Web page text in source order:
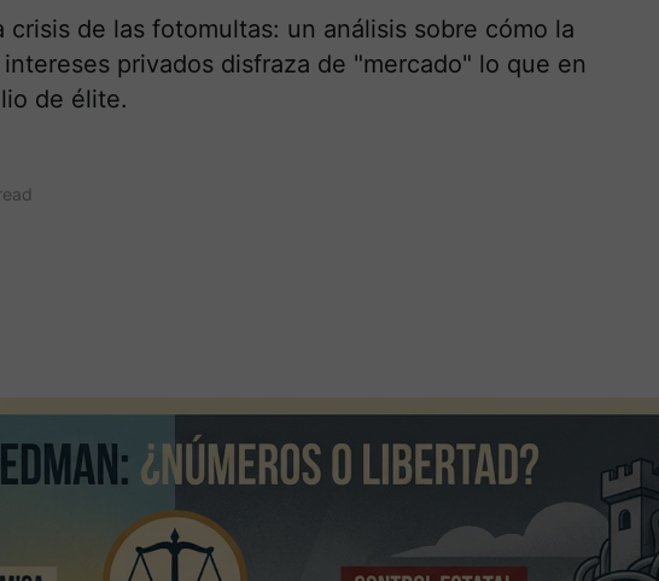
crisis de las fotomultas: un análisis sobre cómo la
privados disfraza de "mercado" lo que en
de élite.